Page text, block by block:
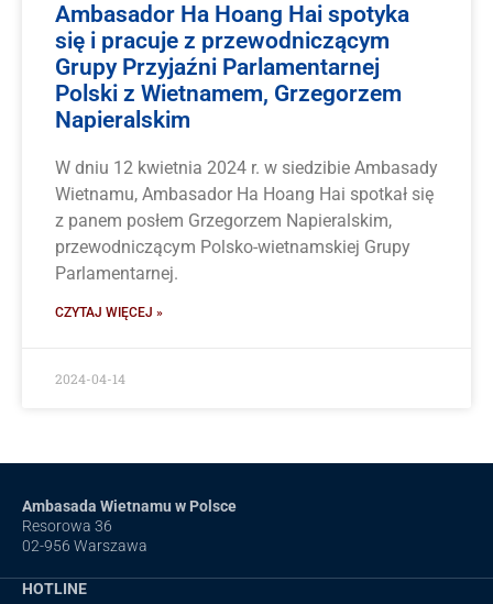
Ambasador Ha Hoang Hai spotyka
się i pracuje z przewodniczącym
Grupy Przyjaźni Parlamentarnej
Polski z Wietnamem, Grzegorzem
Napieralskim
W dniu 12 kwietnia 2024 r. w siedzibie Ambasady
Wietnamu, Ambasador Ha Hoang Hai spotkał się
z panem posłem Grzegorzem Napieralskim,
przewodniczącym Polsko-wietnamskiej Grupy
Parlamentarnej.
CZYTAJ WIĘCEJ »
2024-04-14
Ambasada Wietnamu w Polsce
Resorowa 36
02-956 Warszawa
HOTLINE